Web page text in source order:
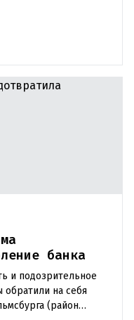
банка
и подозрительное
обратили на себя
(район